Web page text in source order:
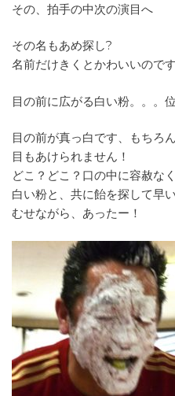
その、拍手の中次の演目へ
その名もあめ探し?
名前だけきくとかわいいので
目の前に広がる白い粉。。。
目の前が真っ白です、もちろん
目もあけられません！
どこ？どこ？口の中に容赦な
白い粉と、共に飴を探して早
むせながら、あったー！